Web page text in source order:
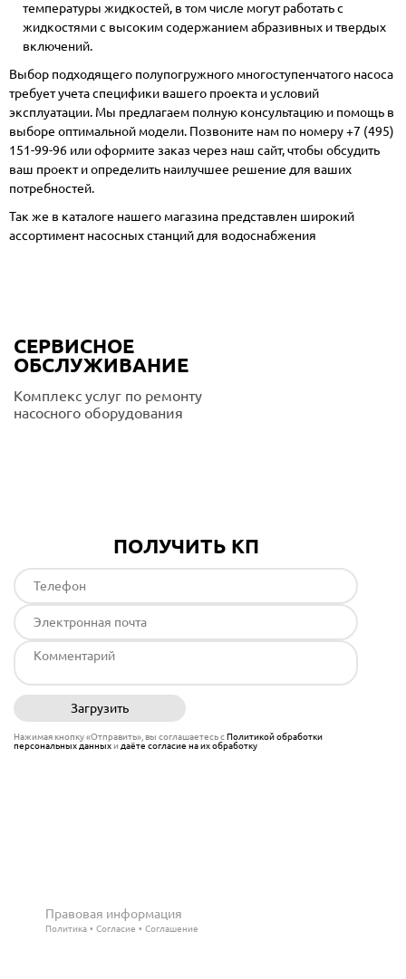
температуры жидкостей, в том числе могут работать с
жидкостями с высоким содержанием абразивных и твердых
включений.
Выбор подходящего полупогружного многоступенчатого насоса
требует учета специфики вашего проекта и условий
эксплуатации. Мы предлагаем полную консультацию и помощь в
выборе оптимальной модели. Позвоните нам по номеру+7 (495)
151-99-96 или оформите заказ через наш сайт, чтобы обсудить
ваш проект и определить наилучшее решение для ваших
потребностей.
Так же в каталоге нашего магазина представлен широкий
ассортиментнасосных станций для водоснабжения
СЕРВИСНОЕ
ОБСЛУЖИВАНИЕ
Комплекс услуг по ремонту
насосного оборудования
ПОЛУЧИТЬ КП
Загрузить
Нажимая кнопку «Отправить», вы соглашаетесь сПолитикой обработки
персональных данныхи даёте согласие на их обработку
Правовая информация
Политика Согласие Соглашение